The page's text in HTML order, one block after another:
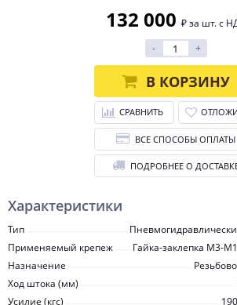
Характеристики
Тип
Применяемый крепеж
Гайка-заклепка М3-
Назначение
Ход штока (мм)
Усилие (кгс)
132 000 ₽ за шт. с
-
+
В КОРЗИНУ
СРАВНИТЬ
ВСЕ СПОСОБЫ ОПЛАТЫ
ПОДРОБНЕЕ О